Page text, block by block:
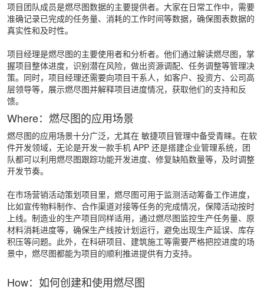
项目团队成员是燃尽图数据的主要提供者。大家在日常工作中，需要
准确记录已完成的任务量、消耗的工作时间等数据，确保图表数据的
真实性和及时性。
项目经理是燃尽图的主要使用者和分析者。他们通过解读燃尽图，掌
握项目整体进度，识别潜在风险，做出资源调配、任务调整等管理决
策。同时，项目经理还需要向项目干系人，如客户、投资方、公司高
层领导等，展示燃尽图并解释项目进度情况，获取他们的支持和反
馈。
Where：燃尽图的应用场景
燃尽图的应用场景十分广泛，尤其在 敏捷项目管理中备受青睐。在软
件开发领域，无论是开发一款手机 APP 还是搭建企业管理系统，团
队都可以利用燃尽图跟踪功能开发进度、修复缺陷数量等，及时调整
开发节奏。
在市场营销活动策划项目里，燃尽图可用于监测活动筹备工作进度，
比如宣传物料制作、合作渠道对接等任务的完成情况，保障活动按时
上线。制造业的生产项目同样适用，通过燃尽图监控生产任务量、原
材料消耗进度等，确保生产线按计划运行，避免出现生产延误、库存
积压等问题。此外，在科研项目、建筑施工等需要严格把控进度的场
景中，燃尽图都能为项目的顺利推进提供有力支持。
How：如何创建和使用燃尽图